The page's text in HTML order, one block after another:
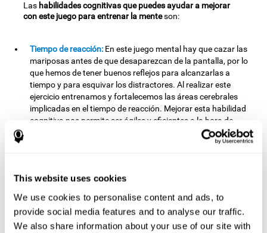
This website uses cookies
We use cookies to personalise content and ads, to
provide social media features and to analyse our traffic.
We also share information about your use of our site with
Las habilidades cognitivas que puedes ayudar a mejorar
con este juego para entrenar la menteson:
Tiempo de reacción: En este juego mental hay que cazar las
mariposas antes de que desaparezcan de la pantalla, por lo
que hemos de tener buenos reflejos para alcanzarlas a
tiempo y para esquivar los distractores. Al realizar este
ejercicio entrenamos y fortalecemos las áreas cerebrales
implicadas en el tiempo de reacción. Mejorar esta habilidad
cognitiva nos permite ser ágiles y eficientes a la hora de
responder a estímulos y situaciones. Por ejemplo, cuando
nos hacen una pregunta en una entrevista y se espera que
Coordinación ojo-mano:Este juego mental ha sido diseñado
objetivos, esquivando los obstáculos. Al realizar este
ejercicio, estamos estimulando nuestra cordinación ojo-
mano. Mejorar esta habilidad cognitiva puede ayudarnos a